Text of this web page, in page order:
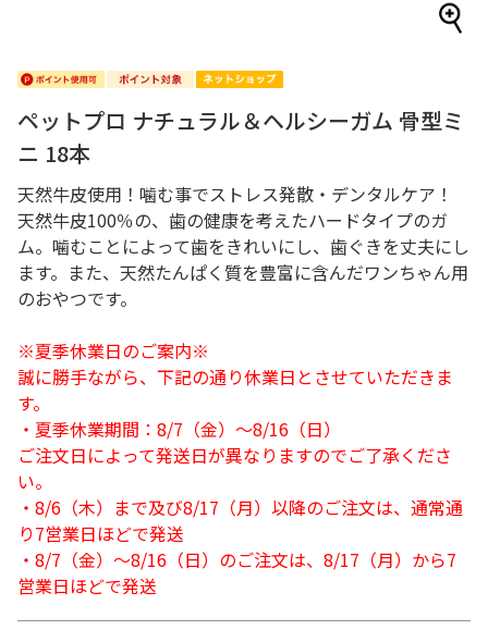
ペットプロ ナチュラル＆ヘルシーガム 骨型ミ
ニ 18本
天然牛皮使用！噛む事でストレス発散・デンタルケア！
天然牛皮100％の、歯の健康を考えたハードタイプのガ
ム。噛むことによって歯をきれいにし、歯ぐきを丈夫にし
ます。また、天然たんぱく質を豊富に含んだワンちゃん用
のおやつです。
※夏季休業日のご案内※
誠に勝手ながら、下記の通り休業日とさせていただきま
す。
・夏季休業期間：8/7（金）～8/16（日）
ご注文日によって発送日が異なりますのでご了承くださ
い。
・8/6（木）まで及び8/17（月）以降のご注文は、通常通
り7営業日ほどで発送
・8/7（金）～8/16（日）のご注文は、8/17（月）から7
営業日ほどで発送